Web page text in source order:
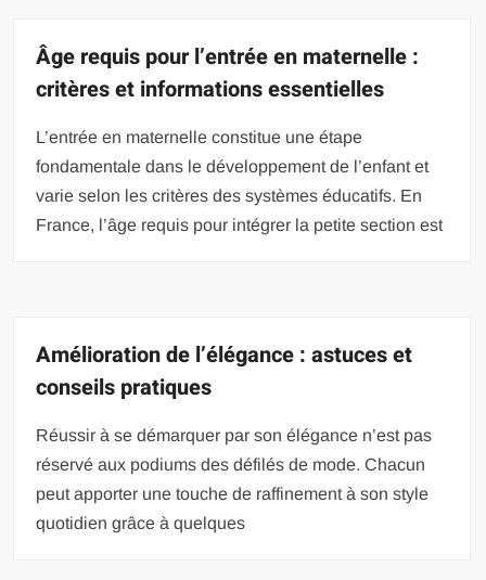
Âge requis pour l’entrée en maternelle :
critères et informations essentielles
L’entrée en maternelle constitue une étape
fondamentale dans le développement de l’enfant et
varie selon les critères des systèmes éducatifs. En
France, l’âge requis pour intégrer la petite section est
Amélioration de l’élégance : astuces et
conseils pratiques
Réussir à se démarquer par son élégance n’est pas
réservé aux podiums des défilés de mode. Chacun
peut apporter une touche de raffinement à son style
quotidien grâce à quelques